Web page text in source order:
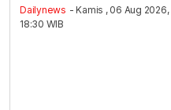
Dailynews - Kamis , 06 Aug 2026,
18:30 WIB